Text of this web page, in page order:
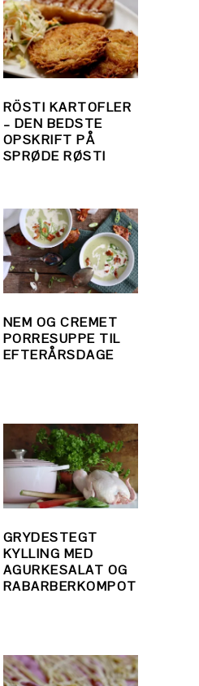
RÖSTI KARTOFLER
– DEN BEDSTE
OPSKRIFT PÅ
SPRØDE RØSTI
NEM OG CREMET
PORRESUPPE TIL
EFTERÅRSDAGE
GRYDESTEGT
KYLLING MED
AGURKESALAT OG
RABARBERKOMPOT